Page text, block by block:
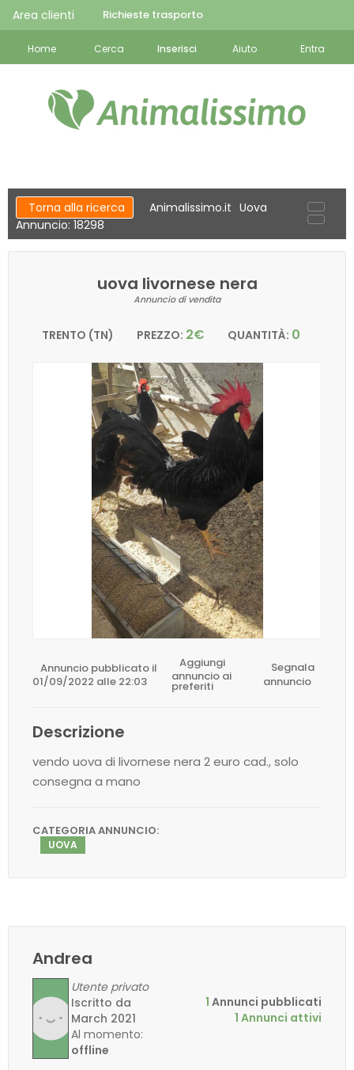
Area clienti Richieste trasporto
Home Cerca Inserisci Aiuto Entra
Torna alla ricerca Animalissimo.it Uova
Annuncio: 18298
uova livornese nera
Annuncio di vendita
TRENTO (TN) PREZZO: 2€ QUANTITÀ: 0
Annuncio pubblicato il
01/09/2022 alle 22:03
Aggiungi
annuncio ai
preferiti
Segnala
annuncio
Descrizione
vendo uova di livornese nera 2 euro cad., solo
consegna a mano
CATEGORIA ANNUNCIO:
UOVA
Andrea
Utente privato
Iscritto da
March 2021
Al momento:
offline
1 Annunci pubblicati
1 Annunci attivi